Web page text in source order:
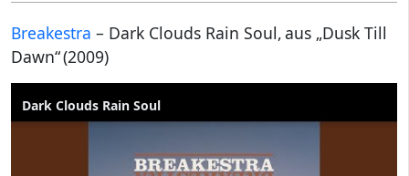
Breakestra – Dark Clouds Rain Soul, aus „Dusk Till
Dawn“ (2009)
Dark Clouds Rain Soul